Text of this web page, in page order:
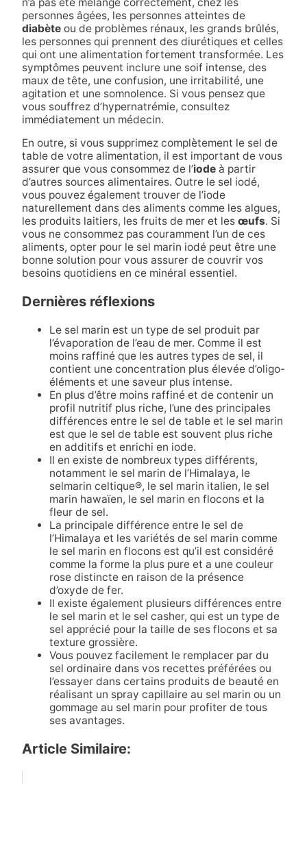
personnes âgées, les personnes atteintes de
diabèteou de problèmes rénaux, les grands brûlés,
les personnes qui prennent des diurétiques et celles
qui ont une alimentation fortement transformée. Les
symptômes peuvent inclure une soif intense, des
maux de tête, une confusion, une irritabilité, une
agitation et une somnolence. Si vous pensez que
vous souffrez d’hypernatrémie, consultez
immédiatement un médecin.
En outre, si vous supprimez complètement le sel de
table de votre alimentation, il est important de vous
assurer que vous consommez de l’iodeà partir
d’autres sources alimentaires. Outre le sel iodé,
vous pouvez également trouver de l’iode
naturellement dans des aliments comme les algues,
les produits laitiers, les fruits de mer et les œufs. Si
vous ne consommez pas couramment l’un de ces
aliments, opter pour le sel marin iodé peut être une
bonne solution pour vous assurer de couvrir vos
besoins quotidiens en ce minéral essentiel.
Dernières réflexions
Le sel marin est un type de sel produit par
l’évaporation de l’eau de mer. Comme il est
moins raffiné que les autres types de sel, il
contient une concentration plus élevée d’oligo-
éléments et une saveur plus intense.
En plus d’être moins raffiné et de contenir un
profil nutritif plus riche, l’une des principales
différences entre le sel de table et le sel marin
est que le sel de table est souvent plus riche
en additifs et enrichi en iode.
Il en existe de nombreux types différents,
notamment le sel marin de l’Himalaya, le
selmarin celtique®, le sel marin italien, le sel
marin hawaïen, le sel marin en flocons et la
fleur de sel.
La principale différence entre le sel de
l’Himalaya et les variétés de sel marin comme
le sel marin en flocons est qu’il est considéré
comme la forme la plus pure et a une couleur
rose distincte en raison de la présence
d’oxyde de fer.
Il existe également plusieurs différences entre
le sel marin et le sel casher, qui est un type de
sel apprécié pour la taille de ses flocons et sa
texture grossière.
Vous pouvez facilement le remplacer par du
sel ordinaire dans vos recettes préférées ou
l’essayer dans certains produits de beauté en
réalisant un spray capillaire au sel marin ou un
gommage au sel marin pour profiter de tous
ses avantages.
Article Similaire: